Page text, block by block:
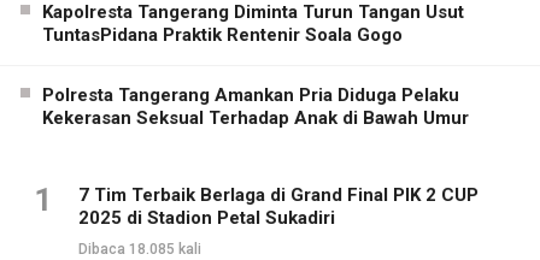
Kapolresta Tangerang Diminta Turun Tangan Usut
TuntasPidana Praktik Rentenir Soala Gogo
Polresta Tangerang Amankan Pria Diduga Pelaku
Kekerasan Seksual Terhadap Anak di Bawah Umur
1
7 Tim Terbaik Berlaga di Grand Final PIK 2 CUP
2025 di Stadion Petal Sukadiri
Dibaca 18.085 kali